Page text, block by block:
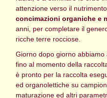
attenzione verso il
concimazioni organiche e
anni, per completare il
ricche terre rocciose.
Giorno dopo giorno
fino al momento della
è pronto per la raccolta
ed organolettiche su
maturazione ed altri